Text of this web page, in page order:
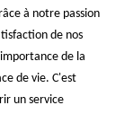
à notre passion
de nos
de la
de vie. C'est
un service